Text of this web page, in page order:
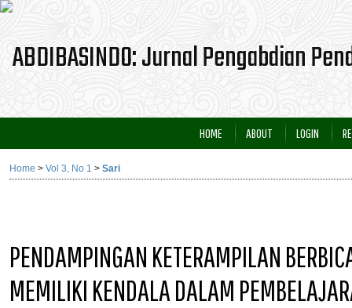
HOME ABOUT LOGIN
Home > Vol 3, No 1 > Sari
PENDAMPINGAN KETERAMPILAN
MEMILIKI KENDALA DALAM